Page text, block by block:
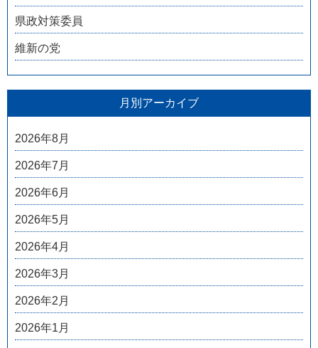
県政対策委員
維新の党
月別アーカイブ
2026年8月
2026年7月
2026年6月
2026年5月
2026年4月
2026年3月
2026年2月
2026年1月